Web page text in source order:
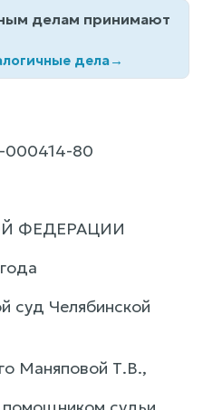
делам принимают
дела→
000414-80
ФЕДЕРАЦИИ
суд Челябинской
Маняповой Т.В.,